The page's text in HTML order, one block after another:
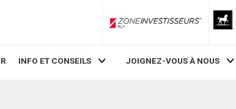
ZoneInvestisseurs RLP
INFO ET CONSEILS JOIGNEZ-VOUS À NOUS